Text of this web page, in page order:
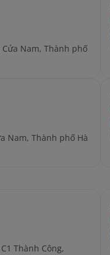
Nam, Thành phố
Nam, Thành phố Hà
Thành Công,